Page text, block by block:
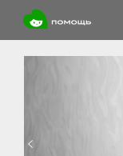
Фотографии